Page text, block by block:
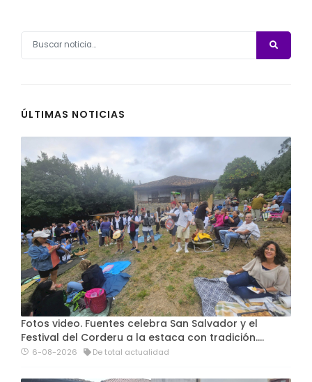
ÚLTIMAS NOTICIAS
Fotos video. Fuentes celebra San Salvador y el
Festival del Corderu a la estaca con tradición....
6-08-2026 De total actualidad